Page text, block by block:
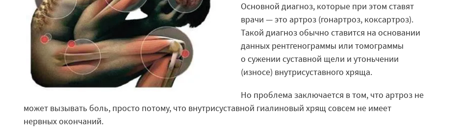
Основной диагноз, которые при этом ставят
врачи — это артроз (гонартроз, коксартроз).
Такой диагноз обычно ставится на основании
данных рентгенограммы или томограммы
о сужении суставной щели и утоньчении
(износе) внутрисуставного хряща.
Но проблема заключается в том, что артроз не
может вызывать боль, просто потому, что внутрисуставной гиалиновый хрящ совсем не имеет
нервных окончаний.